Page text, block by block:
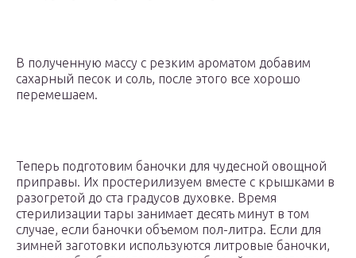
В полученную массу с резким ароматом добавим
сахарный песок и соль, после этого все хорошо
перемешаем.
Теперь подготовим баночки для чудесной овощной
приправы. Их простерилизуем вместе с крышками в
разогретой до ста градусов духовке. Время
стерилизации тары занимает десять минут в том
случае, если баночки объемом пол-литра. Если для
зимней заготовки используются литровые баночки,